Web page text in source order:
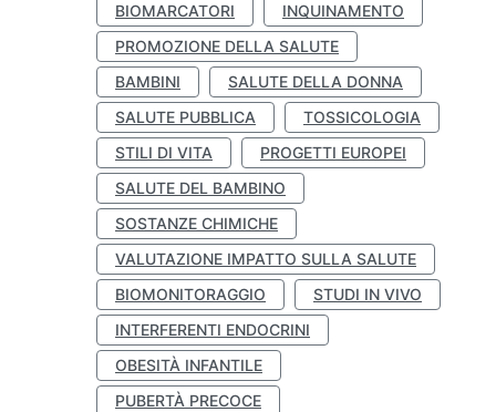
BIOMARCATORI
INQUINAMENTO
PROMOZIONE DELLA SALUTE
BAMBINI
SALUTE DELLA DONNA
SALUTE PUBBLICA
TOSSICOLOGIA
STILI DI VITA
PROGETTI EUROPEI
SALUTE DEL BAMBINO
SOSTANZE CHIMICHE
VALUTAZIONE IMPATTO SULLA SALUTE
BIOMONITORAGGIO
STUDI IN VIVO
INTERFERENTI ENDOCRINI
OBESITÀ INFANTILE
PUBERTÀ PRECOCE